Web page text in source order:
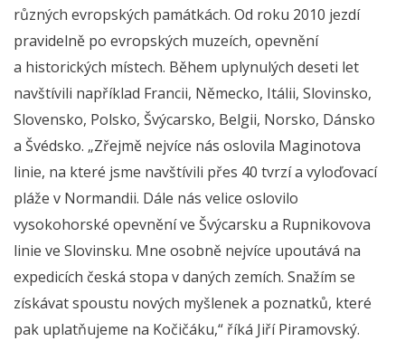
různých evropských památkách. Od roku 2010 jezdí
pravidelně po evropských muzeích, opevnění
a historických místech. Během uplynulých deseti let
navštívili například Francii, Německo, Itálii, Slovinsko,
Slovensko, Polsko, Švýcarsko, Belgii, Norsko, Dánsko
a Švédsko. „Zřejmě nejvíce nás oslovila Maginotova
linie, na které jsme navštívili přes 40 tvrzí a vyloďovací
pláže v Normandii. Dále nás velice oslovilo
vysokohorské opevnění ve Švýcarsku a Rupnikovova
linie ve Slovinsku. Mne osobně nejvíce upoutává na
expedicích česká stopa v daných zemích. Snažím se
získávat spoustu nových myšlenek a poznatků, které
pak uplatňujeme na Kočičáku,“ říká Jiří Piramovský.